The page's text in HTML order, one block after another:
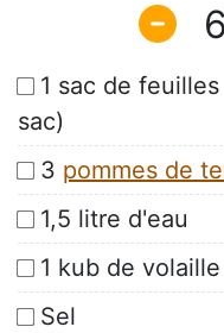
6
1 sac de
sac)
3 pommes de
1,5 litre d'eau
1 kub de
Sel